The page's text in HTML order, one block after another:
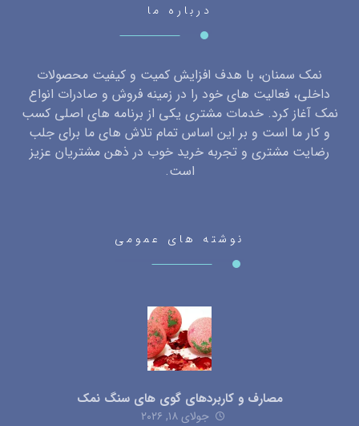
درباره ما
نمک سمنان، با هدف افزایش کمیت و کیفیت محصولات
داخلی، فعالیت های خود را در زمینه فروش و صادرات انواع
نمک آغاز کرد. خدمات مشتری یکی از برنامه های اصلی کسب
و کار ما است و بر این اساس تمام تلاش های ما برای جلب
رضایت مشتری و تجربه خرید خوب در ذهن مشتریان عزیز
است.
نوشته های عمومی
مصارف و کاربردهای گوی های سنگ نمک
جولای ۱۸, ۲۰۲۶